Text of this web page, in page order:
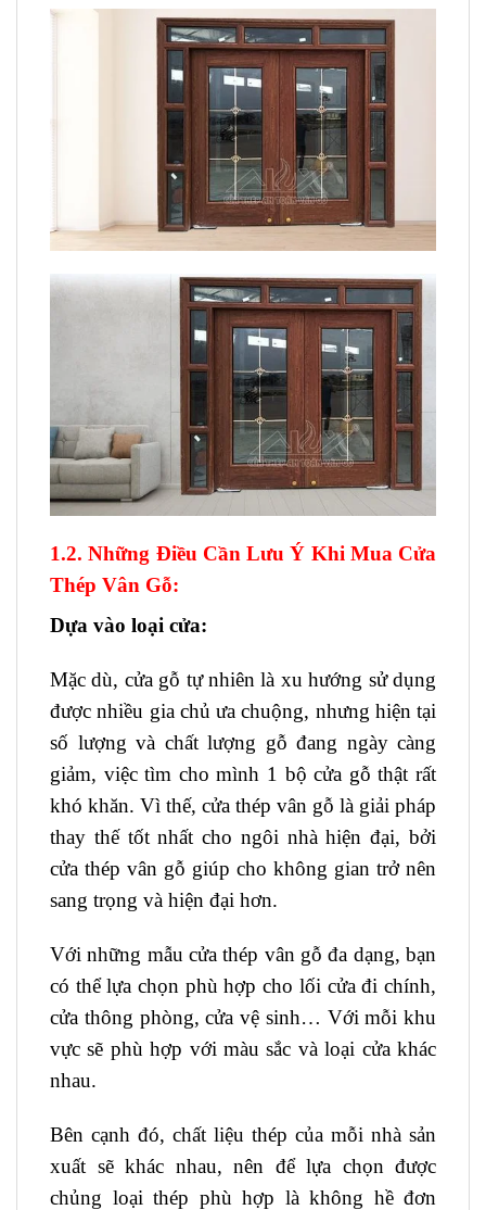
1.2. Những Điều Cần Lưu Ý Khi Mua Cửa
Thép Vân Gỗ:
Dựa vào loại cửa:
Mặc dù, cửa gỗ tự nhiên là xu hướng sử dụng
được nhiều gia chủ ưa chuộng, nhưng hiện tại
số lượng và chất lượng gỗ đang ngày càng
giảm, việc tìm cho mình 1 bộ cửa gỗ thật rất
khó khăn. Vì thế, cửa thép vân gỗ là giải pháp
thay thế tốt nhất cho ngôi nhà hiện đại, bởi
cửa thép vân gỗ giúp cho không gian trở nên
sang trọng và hiện đại hơn.
Với những mẫu cửa thép vân gỗ đa dạng, bạn
có thể lựa chọn phù hợp cho lối cửa đi chính,
cửa thông phòng, cửa vệ sinh… Với mỗi khu
vực sẽ phù hợp với màu sắc và loại cửa khác
nhau.
Bên cạnh đó, chất liệu thép của mỗi nhà sản
xuất sẽ khác nhau, nên để lựa chọn được
chủng loại thép phù hợp là không hề đơn